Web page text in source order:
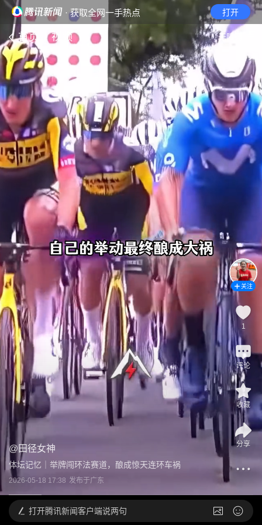
· 获取全网一手热点 打开
首页 视频 无障碍
@田径女神
体坛记忆｜举牌闯环法赛道，酿成惊天连环车祸
2026-05-18 17:38 发布于广东
关注
1
评论
收藏
分享
打开腾讯新闻客户端说两句